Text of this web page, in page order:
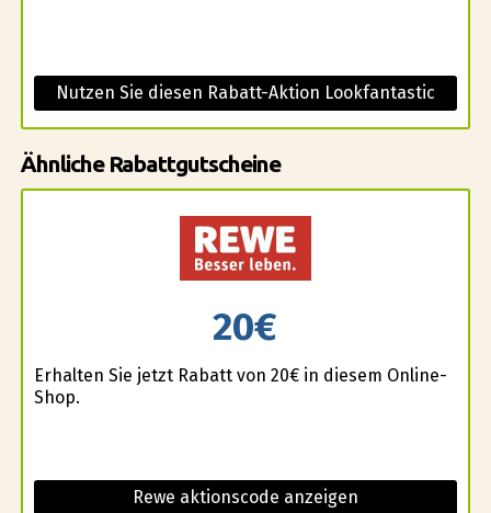
Nutzen Sie diesen Rabatt-Aktion Lookfantastic
Ähnliche Rabattgutscheine
20€
Erhalten Sie jetzt Rabatt von 20€ in diesem Online-
Shop.
Rewe aktionscode anzeigen